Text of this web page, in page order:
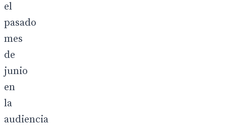
el
pasado
mes
de
junio
en
la
audiencia